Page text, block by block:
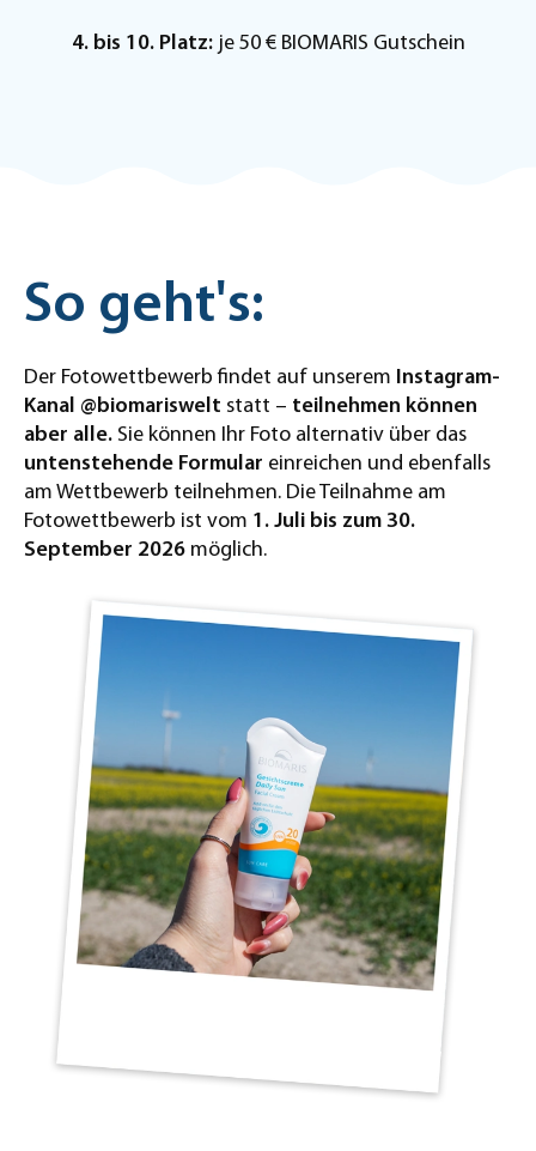
4. bis 10. Platz:je 50 € BIOMARIS Gutschein
So geht's:
Der Fotowettbewerb findet auf unserem Instagram-
Kanal @biomariswelt statt – teilnehmen können
aber alle. Sie können Ihr Foto alternativ über das
untenstehende Formular einreichen und ebenfalls
am Wettbewerb teilnehmen. Die Teilnahme am
Fotowettbewerb ist vom 1. Juli bis zum 30.
September 2026 möglich.